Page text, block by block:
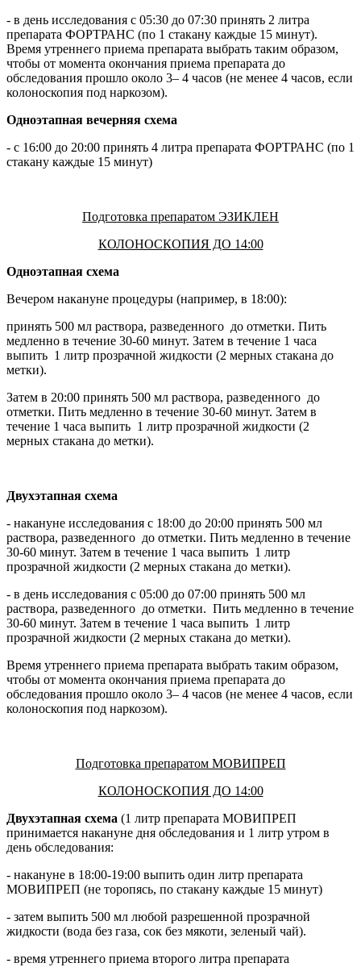
- в день исследования с 05:30 до 07:30 принять 2 литра
препарата ФОРТРАНС (по 1 стакану каждые 15 минут).
Время утреннего приема препарата выбрать таким образом,
чтобы от момента окончания приема препарата до
обследования прошло около 3– 4 часов (не менее 4 часов, если
колоноскопия под наркозом).
Одноэтапная вечерняя схема
- с 16:00 до 20:00 принять 4 литра препарата ФОРТРАНС (по 1
стакану каждые 15 минут)
Подготовка препаратом ЭЗИКЛЕН
КОЛОНОСКОПИЯ ДО 14:00
Одноэтапная схема
Вечером накануне процедуры (например, в 18:00):
принять 500 мл раствора, разведенного до отметки. Пить
медленно в течение 30-60 минут. Затем в течение 1 часа
выпить 1 литр прозрачной жидкости (2 мерных стакана до
метки).
Затем в 20:00 принять 500 мл раствора, разведенного до
отметки. Пить медленно в течение 30-60 минут. Затем в
течение 1 часа выпить 1 литр прозрачной жидкости (2
мерных стакана до метки).
Двухэтапная схема
- накануне исследования с 18:00 до 20:00 принять 500 мл
раствора, разведенного до отметки. Пить медленно в течение
30-60 минут. Затем в течение 1 часа выпить 1 литр
прозрачной жидкости (2 мерных стакана до метки).
- в день исследования с 05:00 до 07:00 принять 500 мл
раствора, разведенного до отметки. Пить медленно в течение
30-60 минут. Затем в течение 1 часа выпить 1 литр
прозрачной жидкости (2 мерных стакана до метки).
Время утреннего приема препарата выбрать таким образом,
чтобы от момента окончания приема препарата до
обследования прошло около 3– 4 часов (не менее 4 часов, если
колоноскопия под наркозом).
Подготовка препаратом МОВИПРЕП
КОЛОНОСКОПИЯ ДО 14:00
Двухэтапная схема (1 литр препарата МОВИПРЕП
принимается накануне дня обследования и 1 литр утром в
день обследования:
- накануне в 18:00-19:00 выпить один литр препарата
МОВИПРЕП (не торопясь, по стакану каждые 15 минут)
- затем выпить 500 мл любой разрешенной прозрачной
жидкости (вода без газа, сок без мякоти, зеленый чай).
- время утреннего приема второго литра препарата